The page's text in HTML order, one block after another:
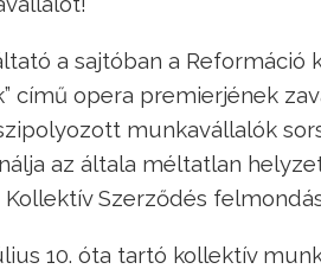
a sajtóban a Reformáció
című opera premierjének
munkavállalók
az általa méltatlan
Kollektív Szerződés
10. óta tartó kollektív